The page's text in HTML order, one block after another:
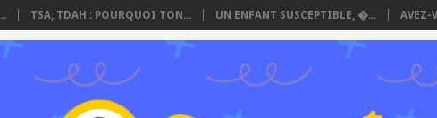
TSA, TDAH : POURQUOI TON... UN ENFANT SUSCEPTIBLE, �... AVEZ-